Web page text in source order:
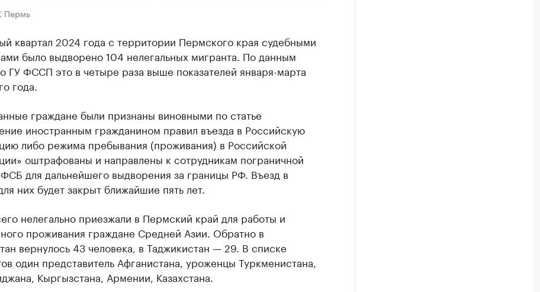
Пермь
квартал 2024 года с территории Пермского края судебными
было выдворено 104 нелегальных мигранта. По данным
ГУ ФССП это в четыре раза выше показателей января-марта
года.
граждане были признаны виновными по статье
иностранным гражданином правил въезда в Российскую
либо режима пребывания (проживания) в Российской
оштрафованы и направлены к сотрудникам пограничной
для дальнейшего выдворения за границы РФ. Въезд в
них будет закрыт ближайшие пять лет.
нелегально приезжали в Пермский край для работы и
проживания граждане Средней Азии. Обратно в
вернулось 43 человека, в Таджикистан — 29. В списке
один представитель Афганистана, уроженцы Туркменистана,
Кыргызстана, Армении, Казахстана.